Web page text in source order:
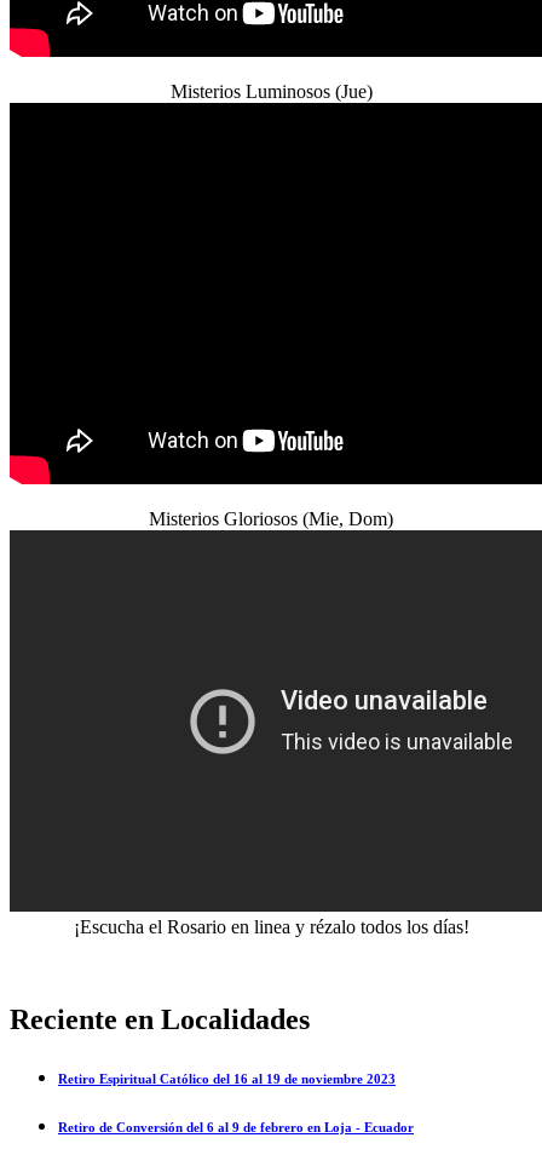
Misterios Luminosos (Jue)
Misterios Gloriosos (Mie, Dom)
¡Escucha el Rosario en linea y rézalo todos los días!
Reciente en Localidades
Retiro Espiritual Católico del 16 al 19 de noviembre 2023
Retiro de Conversión del 6 al 9 de febrero en Loja - Ecuador